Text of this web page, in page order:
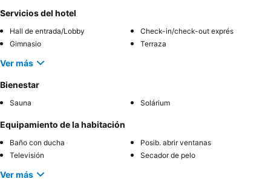
Servicios del hotel
Hall de entrada/Lobby
Check-in/check-out exprés
Gimnasio
Terraza
Ver más
Bienestar
Sauna Solárium
Equipamiento de la habitación
Baño con ducha
Posib. abrir ventanas
Televisión
Secador de pelo
Ver más